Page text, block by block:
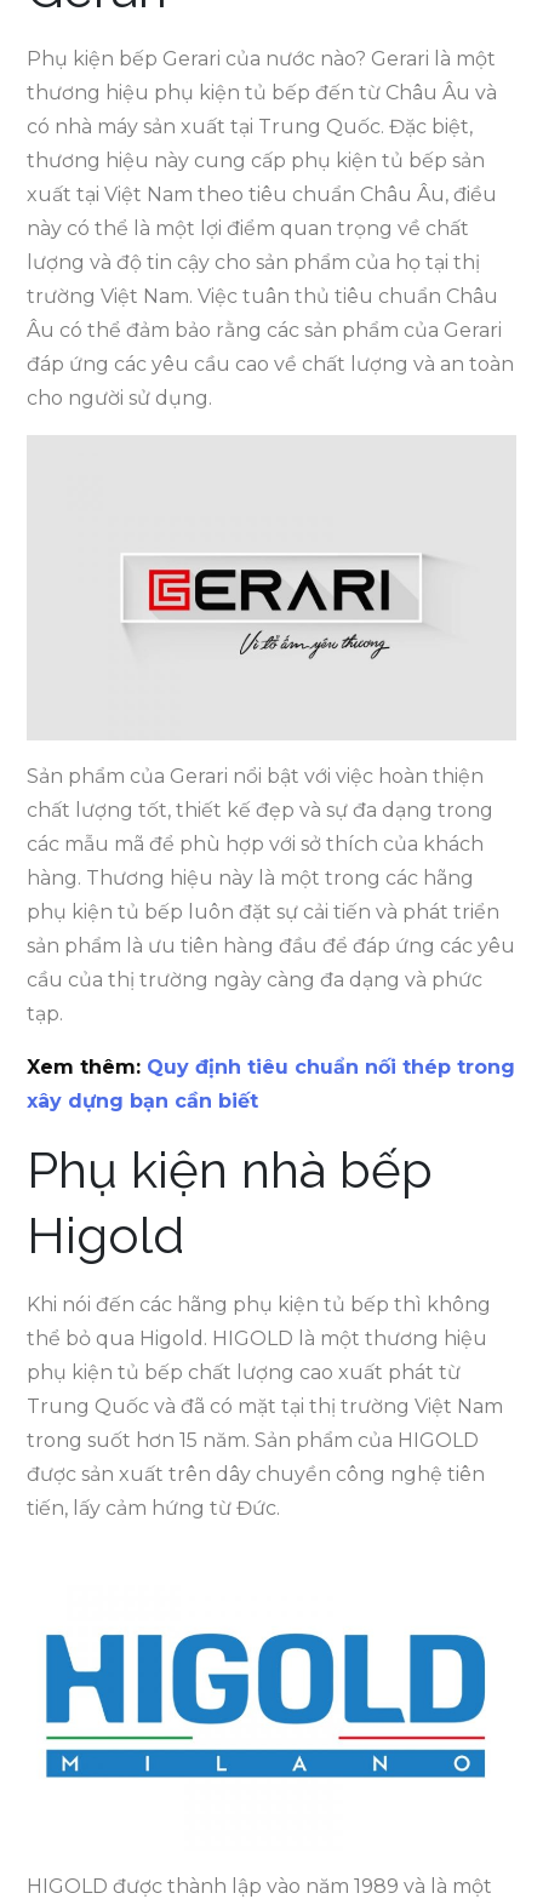
Phụ kiện bếp Gerari của nước nào? Gerari là một
thương hiệu phụ kiện tủ bếp đến từ Châu Âu và
có nhà máy sản xuất tại Trung Quốc. Đặc biệt,
thương hiệu này cung cấp phụ kiện tủ bếp sản
xuất tại Việt Nam theo tiêu chuẩn Châu Âu, điều
này có thể là một lợi điểm quan trọng về chất
lượng và độ tin cậy cho sản phẩm của họ tại thị
trường Việt Nam. Việc tuân thủ tiêu chuẩn Châu
Âu có thể đảm bảo rằng các sản phẩm của Gerari
đáp ứng các yêu cầu cao về chất lượng và an toàn
cho người sử dụng.
Sản phẩm của Gerari nổi bật với việc hoàn thiện
chất lượng tốt, thiết kế đẹp và sự đa dạng trong
các mẫu mã để phù hợp với sở thích của khách
hàng. Thương hiệu này là một trong các hãng
phụ kiện tủ bếp luôn đặt sự cải tiến và phát triển
sản phẩm là ưu tiên hàng đầu để đáp ứng các yêu
cầu của thị trường ngày càng đa dạng và phức
tạp.
Xem thêm: Quy định tiêu chuẩn nối thép trong
xây dựng bạn cần biết
Phụ kiện nhà bếp
Higold
Khi nói đến các hãng phụ kiện tủ bếp thì không
thể bỏ qua Higold. HIGOLD là một thương hiệu
phụ kiện tủ bếp chất lượng cao xuất phát từ
Trung Quốc và đã có mặt tại thị trường Việt Nam
trong suốt hơn 15 năm. Sản phẩm của HIGOLD
được sản xuất trên dây chuyền công nghệ tiên
tiến, lấy cảm hứng từ Đức.
HIGOLD được thành lập vào năm 1989 và là một